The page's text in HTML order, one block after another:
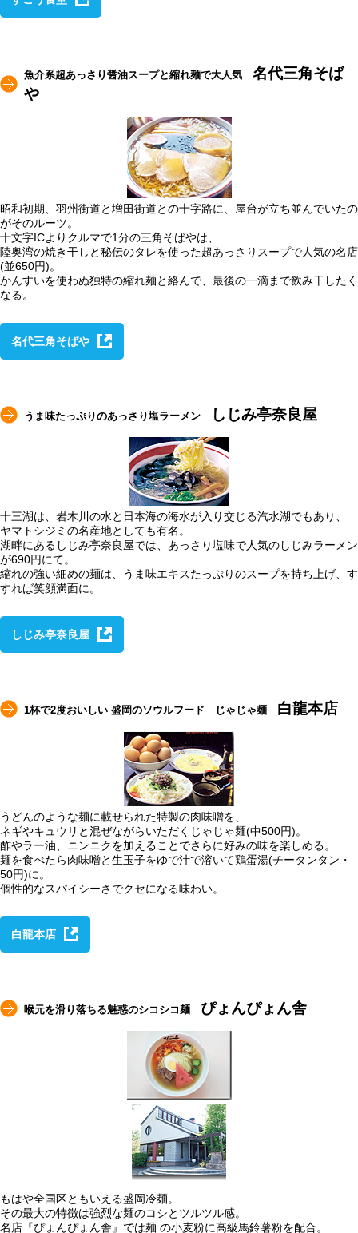
魚介系超あっさり醤油スープと縮れ麺で大人気 名代三角そば
や
昭和初期、羽州街道と増田街道との十字路に、屋台が立ち並んでいたの
がそのルーツ。
十文字ICよりクルマで1分の三角そばやは、
陸奥湾の焼き干しと秘伝のタレを使った超あっさりスープで人気の名店
(並650円)。
かんすいを使わぬ独特の縮れ麺と絡んで、最後の一滴まで飲み干したく
なる。
名代三角そばや
うま味たっぷりのあっさり塩ラーメン しじみ亭奈良屋
十三湖は、岩木川の水と日本海の海水が入り交じる汽水湖でもあり、
ヤマトシジミの名産地としても有名。
湖畔にあるしじみ亭奈良屋では、あっさり塩味で人気のしじみラーメン
が690円にて。
縮れの強い細めの麺は、うま味エキスたっぷりのスープを持ち上げ、す
すれば笑顔満面に。
しじみ亭奈良屋
1杯で2度おいしい 盛岡のソウルフード じゃじゃ麺 白龍本店
うどんのような麺に載せられた特製の肉味噌を、
ネギやキュウリと混ぜながらいただくじゃじゃ麺(中500円)。
酢やラー油、ニンニクを加えることでさらに好みの味を楽しめる。
麺を食べたら肉味噌と生玉子をゆで汁で溶いて鶏蛋湯(チータンタン・
50円)に。
個性的なスパイシーさでクセになる味わい。
白龍本店
喉元を滑り落ちる魅惑のシコシコ麺 ぴょんぴょん舎
もはや全国区ともいえる盛岡冷麺。
その最大の特徴は強烈な麺のコシとツルツル感。
名店『ぴょんぴょん舎』では麺 の小麦粉に高級馬鈴薯粉を配合。